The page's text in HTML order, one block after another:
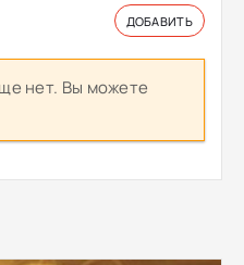
ДОБАВИТЬ
нет. Вы можете